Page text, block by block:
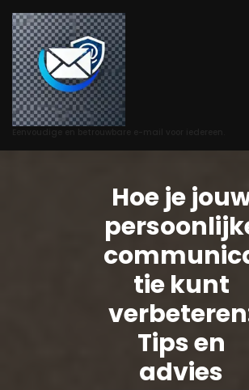
Skip
to
Content
Hoe je
tie kunt
Tips en
advies